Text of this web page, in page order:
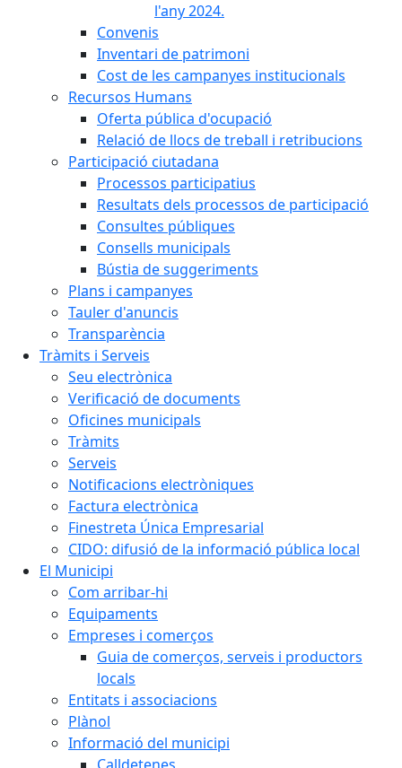
l'any 2024.
Convenis
Inventari de patrimoni
Cost de les campanyes institucionals
Recursos Humans
Oferta pública d'ocupació
Relació de llocs de treball i retribucions
Participació ciutadana
Processos participatius
Resultats dels processos de participació
Consultes públiques
Consells municipals
Bústia de suggeriments
Plans i campanyes
Tauler d'anuncis
Transparència
Tràmits i Serveis
Seu electrònica
Verificació de documents
Oficines municipals
Tràmits
Serveis
Notificacions electròniques
Factura electrònica
Finestreta Única Empresarial
CIDO: difusió de la informació pública local
El Municipi
Com arribar-hi
Equipaments
Empreses i comerços
Guia de comerços, serveis i productors
locals
Entitats i associacions
Plànol
Informació del municipi